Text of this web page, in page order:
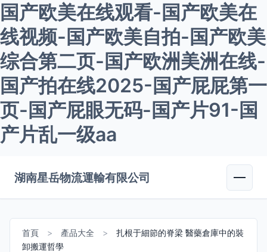
国产欧美在线观看-国产欧美在
线视频-国产欧美自拍-国产欧美
综合第二页-国产欧洲美洲在线-
国产拍在线2025-国产屁屁第一
页-国产屁眼无码-国产片91-国
产片乱一级aa
湖南星岳物流運輸有限公司
首頁 > 產品大全 >
扎根于細節的脊梁 醫藥倉庫中的裝
卸搬運哲學